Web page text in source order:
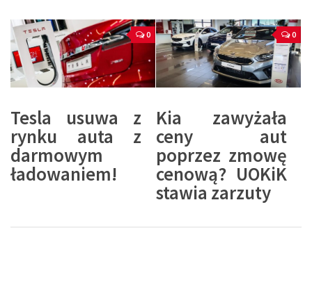
0
Tesla usuwa z
rynku auta z
darmowym
ładowaniem!
0
Kia zawyżała
ceny aut
poprzez zmowę
cenową? UOKiK
stawia zarzuty